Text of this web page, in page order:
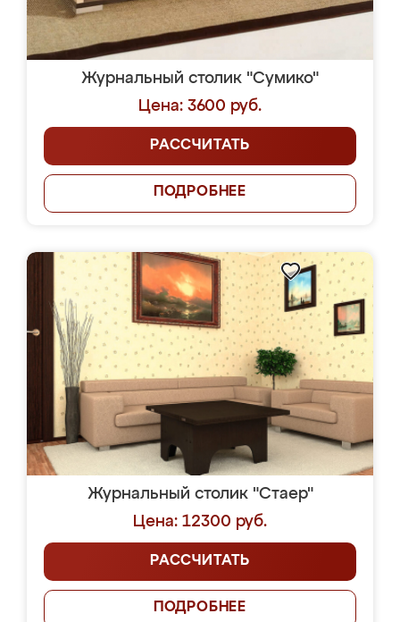
Журнальный столик "Сумико"
Цена: 3600 руб.
РАССЧИТАТЬ
ПОДРОБНЕЕ
Журнальный столик "Стаер"
Цена: 12300 руб.
РАССЧИТАТЬ
ПОДРОБНЕЕ